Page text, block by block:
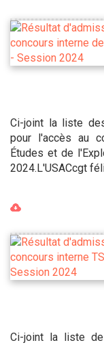
Ci-joint la liste
pour l'accès au
Études et de
2024.L'USACcgt
Ci-joint la liste